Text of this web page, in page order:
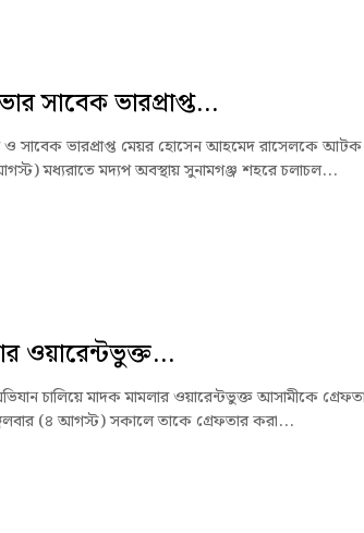
সাবেক ভারপ্রাপ্ত...
ও সাবেক ভারপ্রাপ্ত মেয়র হোসেন আহমেদ রাসেলকে আটক
মধ্যরাতে মদ্যপ অবস্থায় সুনামগঞ্জ শহরে চলাচল...
ওয়ারেন্টভুক্ত...
চালিয়ে মাদক মামলার ওয়ারেন্টভুক্ত আসামীকে
(৪ আগস্ট) সকালে তাকে গ্রেফতার করা...